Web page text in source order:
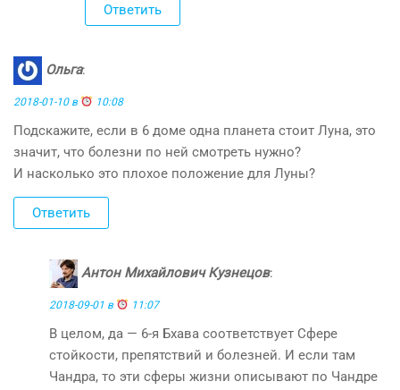
Ответить
Ольга:
2018-01-10 в 10:08
Подскажите, если в 6 доме одна планета стоит Луна, это
значит, что болезни по ней смотреть нужно?
И насколько это плохое положение для Луны?
Ответить
Антон Михайлович Кузнецов:
2018-09-01 в 11:07
В целом, да — 6-я Бхава соответствует Сфере
стойкости, препятствий и болезней. И если там
Чандра, то эти сферы жизни описывают по Чандре